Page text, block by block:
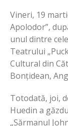
Vineri, 19
Apolodor”,
unul dintre
Teatrului
Cultural din
Bonțidean,
Totodată, joi,
Huedin a
„Sărmanul